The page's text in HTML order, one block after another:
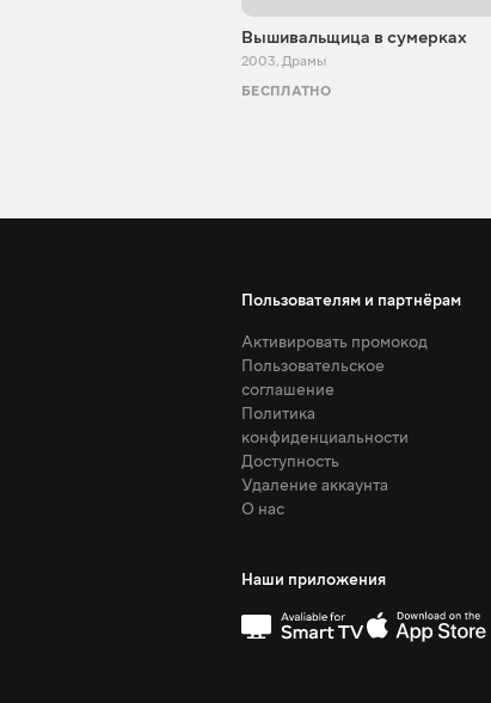
Вышивальщица в сумерках
2003, Драмы
БЕСПЛАТНО
Пользователям и партнёрам
Активировать промокод
Пользовательское
соглашение
Политика
конфиденциальности
Доступность
Удаление аккаунта
О нас
Наши приложения